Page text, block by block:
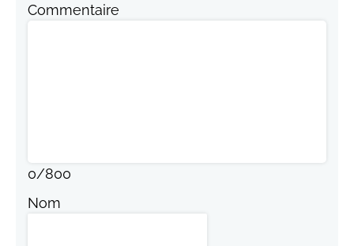
Commentaire
0/800
Nom